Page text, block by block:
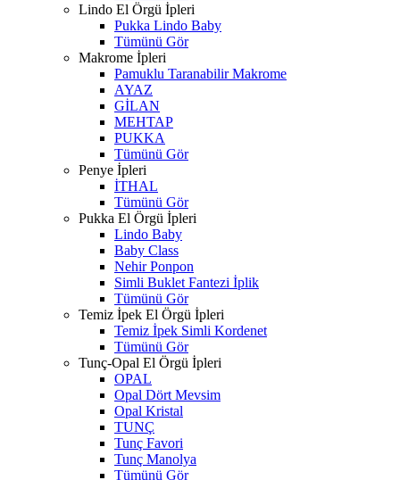
Lindo El Örgü İpleri
Pukka Lindo Baby
Tümünü Gör
Makrome İpleri
Pamuklu Taranabilir Makrome
AYAZ
GİLAN
MEHTAP
PUKKA
Tümünü Gör
Penye İpleri
İTHAL
Tümünü Gör
Pukka El Örgü İpleri
Lindo Baby
Baby Class
Nehir Ponpon
Simli Buklet Fantezi İplik
Tümünü Gör
Temiz İpek El Örgü İpleri
Temiz İpek Simli Kordenet
Tümünü Gör
Tunç-Opal El Örgü İpleri
OPAL
Opal Dört Mevsim
Opal Kristal
TUNÇ
Tunç Favori
Tunç Manolya
Tümünü Gör